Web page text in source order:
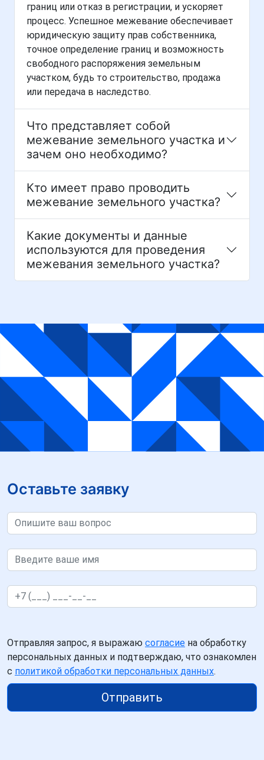
границ или отказ в регистрации, и ускоряет
процесс. Успешное межевание обеспечивает
юридическую защиту прав собственника,
точное определение границ и возможность
свободного распоряжения земельным
участком, будь то строительство, продажа
или передача в наследство.
Что представляет собой
межевание земельного участка и
зачем оно необходимо?
Кто имеет право проводить
межевание земельного участка?
Какие документы и данные
используются для проведения
межевания земельного участка?
Оставьте заявку
Отправляя запрос, я выражаю согласие на обработку
персональных данных и подтверждаю, что ознакомлен
с политикой обработки персональных данных.
Отправить